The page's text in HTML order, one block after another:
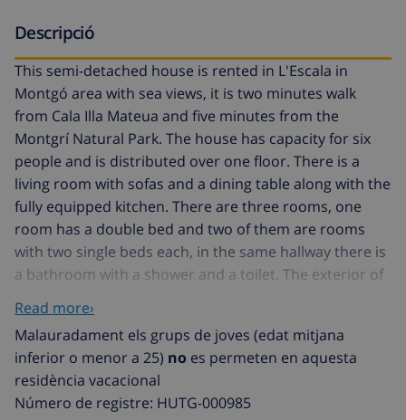
Descripció
This semi-detached house is rented in L'Escala in
Montgó area with sea views, it is two minutes walk
from Cala Illa Mateua and five minutes from the
Montgrí Natural Park. The house has capacity for six
people and is distributed over one floor. There is a
living room with sofas and a dining table along with the
fully equipped kitchen. There are three rooms, one
room has a double bed and two of them are rooms
with two single beds each, in the same hallway there is
a bathroom with a shower and a toilet. The exterior of
the house invites you to spend a very quiet family
holiday, the private pool with sea views and equipped
with sun loungers and parasol, a large covered terrace
with a table and a built-in barbecue. There is private
outdoor parking for 1 car. It only has air conditioning
in the dining room. In total the house can sleep 6
Read more›
Malauradament els grups de joves (edat mitjana
inferior o menor a 25) no es permeten en aquesta
residència vacacional
Número de registre: HUTG-000985